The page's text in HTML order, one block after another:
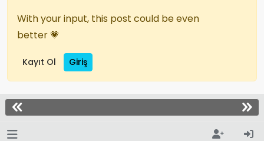
With your input, this post could be even
better 💗
Kayıt Ol Giriş